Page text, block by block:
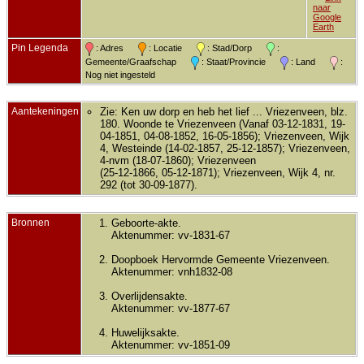
naar
Google
Earth
Pin Legenda : Adres : Locatie : Stad/Dorp
:
Gemeente/Graafschap
: Staat/Provincie : Land
:
Nog niet ingesteld
Aantekeningen
Zie: Ken uw dorp en heb het lief ... Vriezenveen, blz.
180. Woonde te Vriezenveen (Vanaf 03-12-1831, 19-
04-1851, 04-08-1852, 16-05-1856); Vriezenveen, Wijk
4, Westeinde (14-02-1857, 25-12-1857); Vriezenveen,
4-nvm (18-07-1860); Vriezenveen
(25-12-1866, 05-12-1871); Vriezenveen, Wijk 4, nr.
292 (tot 30-09-1877).
Bronnen
Geboorte-akte.
Aktenummer: vv-1831-67
Doopboek Hervormde Gemeente Vriezenveen.
Aktenummer: vnh1832-08
Overlijdensakte.
Aktenummer: vv-1877-67
Huwelijksakte.
Aktenummer: vv-1851-09